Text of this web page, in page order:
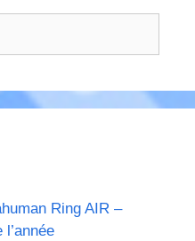
Ring AIR –